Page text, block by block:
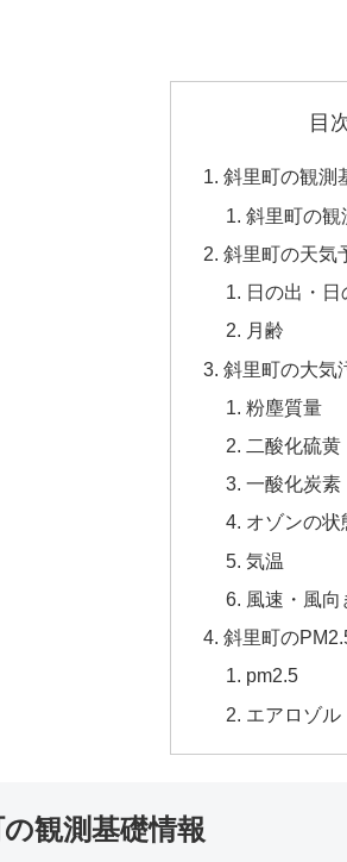
目
斜里町の観測
斜里町の観
斜里町の天気
日の出・日
月齢
斜里町の大気
粉塵質量
二酸化硫
一酸化炭素
オゾンの状
気温
風速・風向
斜里町の
pm2.5
エアロゾル
観測基礎情報